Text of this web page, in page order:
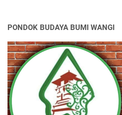
PONDOK BUDAYA BUMI WANGI